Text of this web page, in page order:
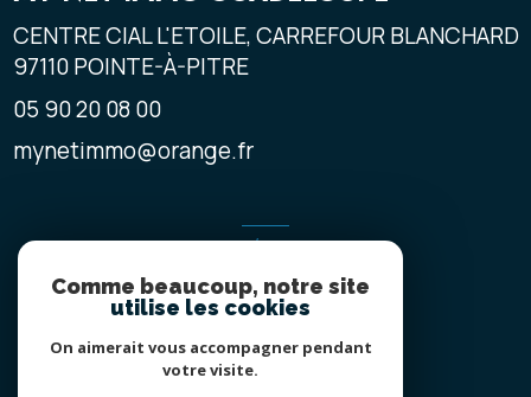
CENTRE CIAL L'ETOILE, CARREFOUR BLANCHARD
97110POINTE-À-PITRE
05 90 20 08 00
mynetimmo@orange.fr
ADHÉRENTS
NOUS ADHÉRONS
Comme beaucoup, notre site
utilise les cookies
On aimerait vous accompagner pendant
votre visite.